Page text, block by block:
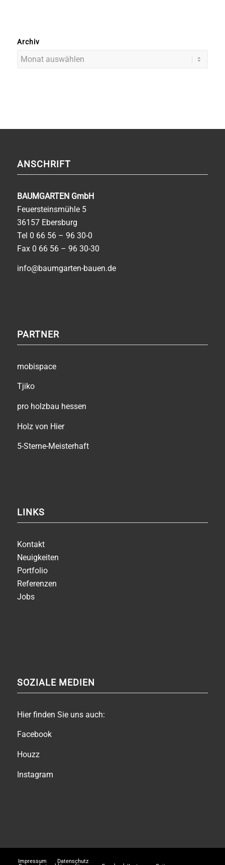
Archiv
ANSCHRIFT
BAUMGARTEN GmbH
Feuersteinsmühle 5
36157 Ebersburg
Tel 0 66 56 – 96 30-0
Fax 0 66 56 – 96 30-30
info@baumgarten-bauen.de
PARTNER
mobispace
Tjiko
pro holzbau hessen
Holz von Hier
5-Sterne-Meisterhaft
LINKS
Kontakt
Neuigkeiten
Portfolio
Referenzen
Jobs
SOZIALE MEDIEN
Hier finden Sie uns auch:
Facebook
Houzz
Instagram
Impressum Datenschutz